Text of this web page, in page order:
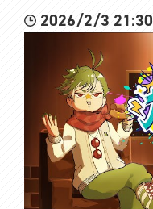
2026/2/3 21:30